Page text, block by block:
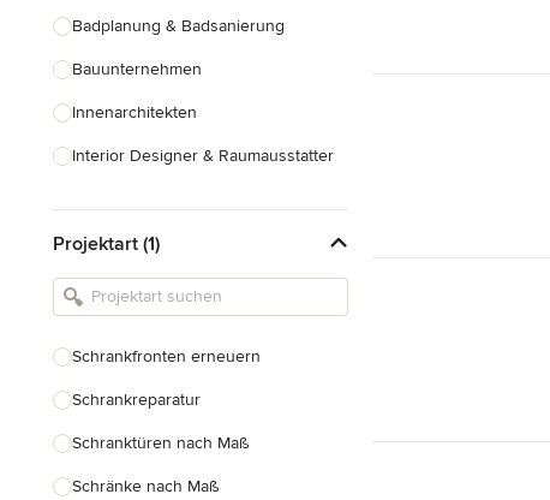
Badplanung & Badsanierung
Bauunternehmen
Innenarchitekten
Interior Designer & Raumausstatter
Landschaftsarchitekten
Armaturen & Sanitärbedarf
Projektart (1)
Schrankfronten erneuern
Schrankreparatur
Schranktüren nach Maß
Schränke nach Maß